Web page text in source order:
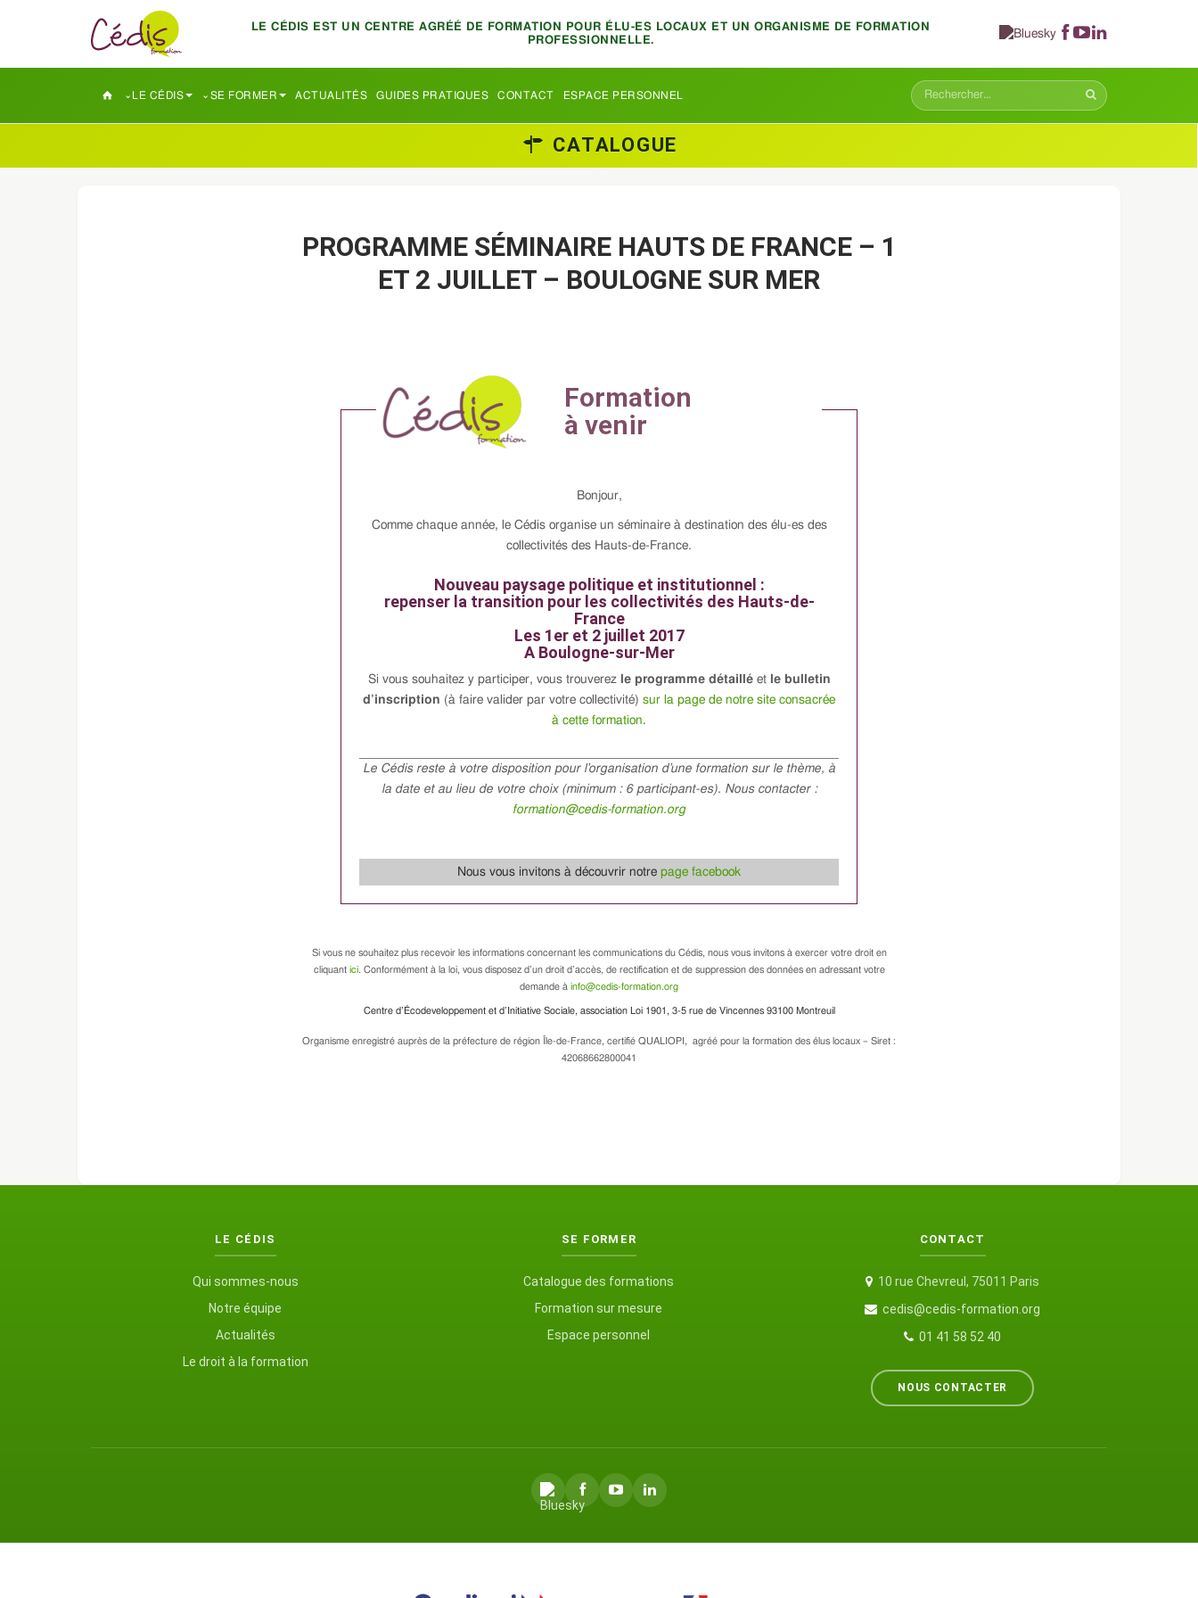
LE CÉDIS EST UN CENTRE AGRÉÉ DE FORMATION POUR ÉLU-ES LOCAUX ET UN ORGANISME DE FORMATION
PROFESSIONNELLE.
LE CÉDIS SE FORMER ACTUALITÉS GUIDES PRATIQUES CONTACT ESPACE PERSONNEL
CATALOGUE
PROGRAMME SÉMINAIRE HAUTS DE FRANCE – 1
ET 2 JUILLET – BOULOGNE SUR MER
Bonjour,
Comme chaque année, le Cédis organise un séminaire à destination des élu-es des
collectivités des Hauts-de-France.
Nouveau paysage politique et institutionnel :
repenser la transition pour les collectivités des Hauts-de-
France
Les 1er et 2 juillet 2017
A Boulogne-sur-Mer
Si vous souhaitez y participer, vous trouverez le programme détailléet le bulletin
d’inscription (à faire valider par votre collectivité) sur la page de notre site consacrée
à cette formation.
Le Cédis reste à votre disposition pour l’organisation d’une formation sur le thème, à
la date et au lieu de votre choix (minimum : 6 participant-es). Nous contacter :
formation@cedis-formation.org
Nous vous invitons à découvrir notre page facebook
Si vous ne souhaitez plus recevoir les informations concernant les communications du Cédis, nous vous invitons à exercer votre droit en
cliquant ici. Conformément à la loi, vous disposez d’un droit d’accès, de rectification et de suppression des données en adressant votre
demande à info@cedis-formation.org
Centre d’Écodeveloppement et d’Initiative Sociale, association Loi 1901, 3-5 rue de Vincennes 93100 Montreuil
Organisme enregistré auprès de la préfecture de région Île-de-France, certifié QUALIOPI, agréé pour la formation des élus locaux – Siret :
42068662800041
LE CÉDIS
Qui sommes-nous
Notre équipe
Actualités
Le droit à la formation
SE FORMER
Catalogue des formations
Formation sur mesure
Espace personnel
CONTACT
10 rue Chevreul, 75011 Paris
cedis@cedis-formation.org
01 41 58 52 40
NOUS CONTACTER